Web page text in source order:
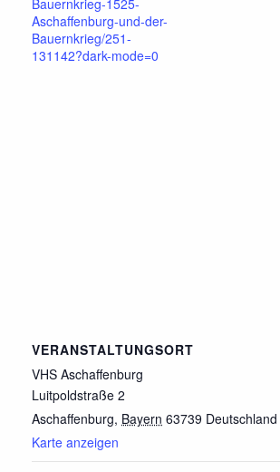
Bauernkrieg-1525-
Aschaffenburg-und-der-
Bauernkrieg/251-
131142?dark-mode=0
VERANSTALTUNGSORT
VHS Aschaffenburg
Luitpoldstraße 2
Aschaffenburg, Bayern 63739 Deutschland
Karte anzeigen